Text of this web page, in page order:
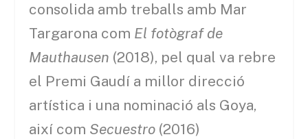
consolida amb treballs amb Mar
Targarona com El fotògraf de
Mauthausen (2018), pel qual va rebre
el Premi Gaudí a millor direcció
artística i una nominació als Goya,
així com Secuestro (2016)